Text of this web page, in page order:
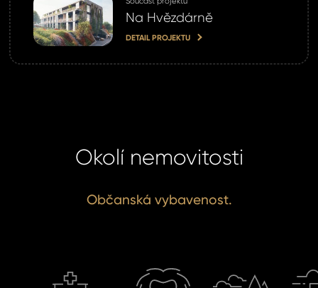
Na Hvězdárně
DETAIL PROJEKTU
Okolí nemovitosti
Občanská vybavenost.